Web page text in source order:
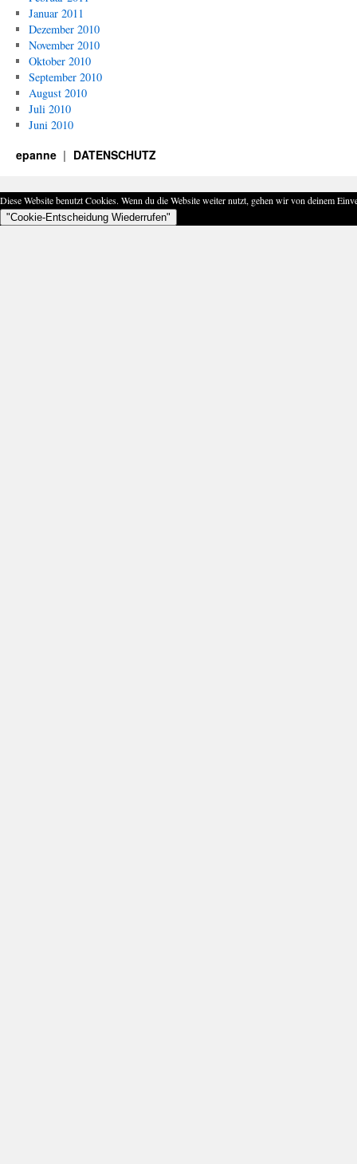
Januar 2011
Dezember 2010
November 2010
Oktober 2010
September 2010
August 2010
Juli 2010
Juni 2010
epanne DATENSCHUTZ
Diese Website benutzt Cookies. Wenn du die Website weiter nutzt, gehen wir von deinem
"Cookie-Entscheidung Wiederrufen"